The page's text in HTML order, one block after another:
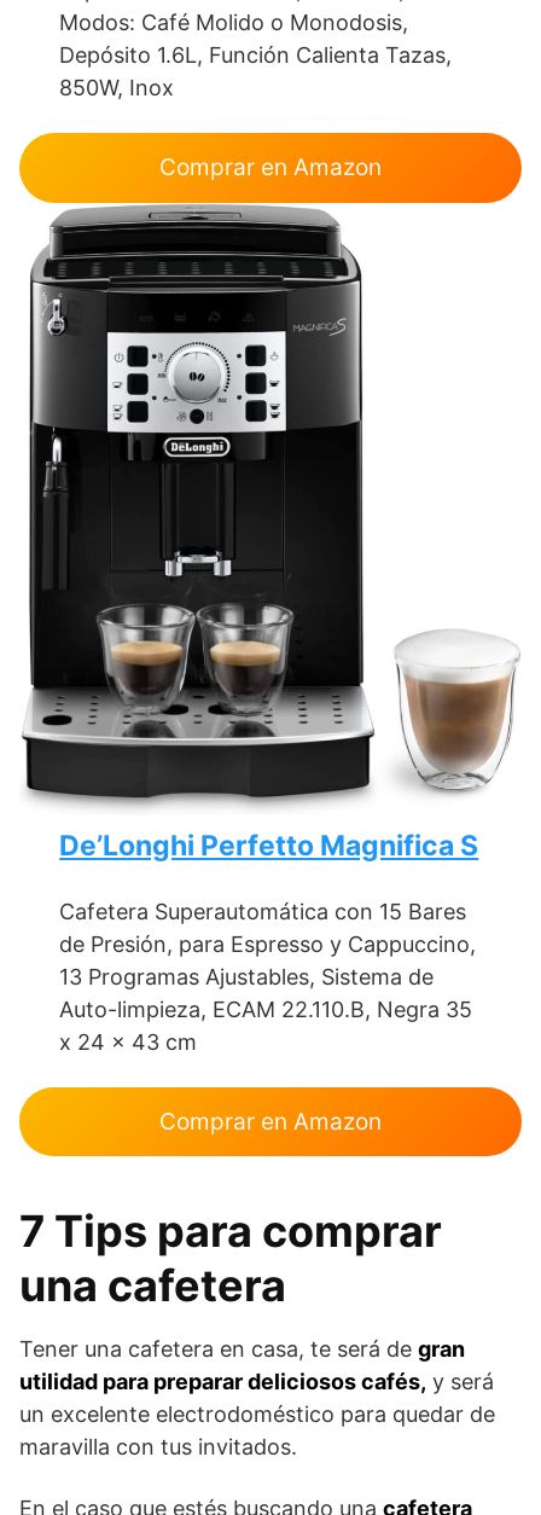
Modos: Café Molido o Monodosis,
Depósito 1.6L, Función Calienta Tazas,
850W, Inox
Comprar en Amazon
De’Longhi Perfetto Magnifica S
Cafetera Superautomática con 15 Bares
de Presión, para Espresso y Cappuccino,
13 Programas Ajustables, Sistema de
Auto-limpieza, ECAM 22.110.B, Negra 35
x 24 x 43 cm
Comprar en Amazon
7 Tips para comprar
una cafetera
Tener una cafetera en casa, te será de gran
utilidad para preparar deliciosos cafés, y será
un excelente electrodoméstico para quedar de
maravilla con tus invitados.
En el caso que estés buscando una cafetera